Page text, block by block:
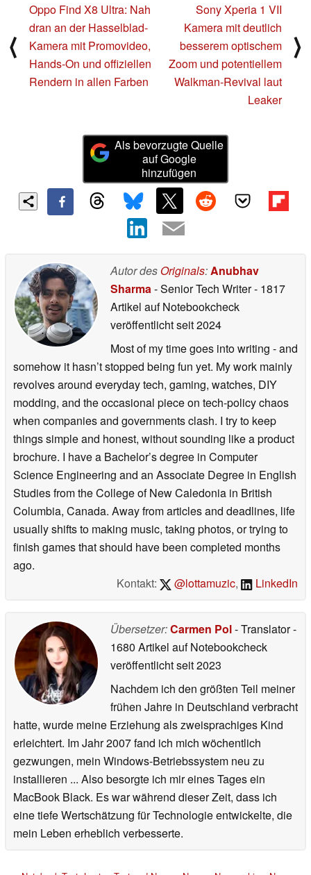
⟨
Oppo Find X8 Ultra: Nah
dran an der Hasselblad-
Kamera mit Promovideo,
Hands-On und offiziellen
Rendern in allen Farben
Sony Xperia 1 VII
Kamera mit deutlich
besserem optischem
Zoom und potentiellem
Walkman-Revival laut
Leaker
⟩
Als bevorzugte Quelle
auf Google
hinzufügen
Autor des Originals:Anubhav
Sharma- Senior Tech Writer- 1817
Artikel auf Notebookcheck
veröffentlichtseit 2024
Most of my time goes into writing - and
somehow it hasn’t stopped being fun yet. My work mainly
revolves around everyday tech, gaming, watches, DIY
modding, and the occasional piece on tech-policy chaos
when companies and governments clash. I try to keep
things simple and honest, without sounding like a product
brochure. I have a Bachelor’s degree in Computer
Science Engineering and an Associate Degree in English
Studies from the College of New Caledonia in British
Columbia, Canada. Away from articles and deadlines, life
usually shifts to making music, taking photos, or trying to
finish games that should have been completed months
ago.
Kontakt:
@lottamuzic, LinkedIn
Übersetzer:Carmen Pol- Translator-
1680 Artikel auf Notebookcheck
veröffentlichtseit 2023
Nachdem ich den größten Teil meiner
frühen Jahre in Deutschland verbracht
hatte, wurde meine Erziehung als zweisprachiges Kind
erleichtert. Im Jahr 2007 fand ich mich wöchentlich
gezwungen, mein Windows-Betriebssystem neu zu
installieren ... Also besorgte ich mir eines Tages ein
MacBook Black. Es war während dieser Zeit, dass ich
eine tiefe Wertschätzung für Technologie entwickelte, die
mein Leben erheblich verbesserte.